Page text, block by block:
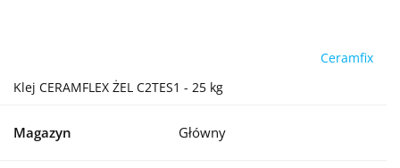
Ceramfix
Klej CERAMFLEX ŻEL C2TES1 - 25 kg
Magazyn Główny